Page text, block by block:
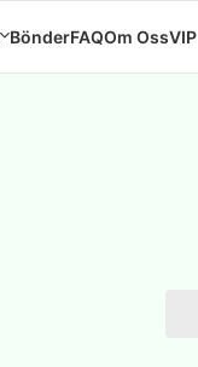
BönderFAQOm OssVIP